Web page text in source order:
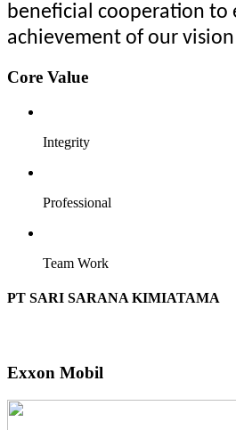
beneficial cooperation to
achievement of our vision
Core Value
Integrity
Professional
Team Work
PT SARI SARANA KIMIATAMA
Exxon Mobil